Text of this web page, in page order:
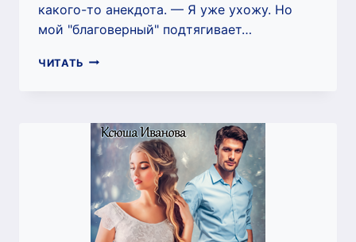
какого-то анекдота. — Я уже ухожу. Но
мой "благоверный" подтягивает…
ЧИТАТЬ РАЗВОД,
ПРОЧИЕ
НЕПРИЯТНОСТИ